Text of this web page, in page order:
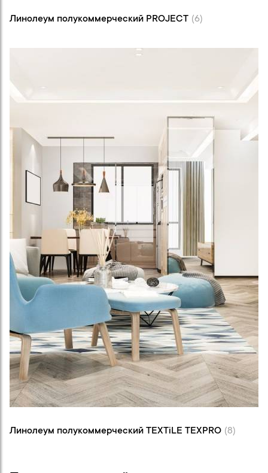
Линолеум полукоммерческий PROJEСT (6)
TEXPRO (8)
Линолеум полукоммерческий TEXTiLE TEXPRO (8)